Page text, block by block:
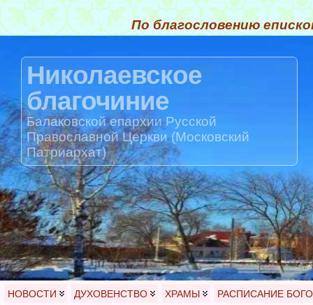
По благословению
Николаевское
благочиние
Балаковской епархии Русской
Православной Церкви (Московский
Патриархат)
НОВОСТИ ДУХОВЕНСТВО ХРАМЫ РАСПИСАНИЕ